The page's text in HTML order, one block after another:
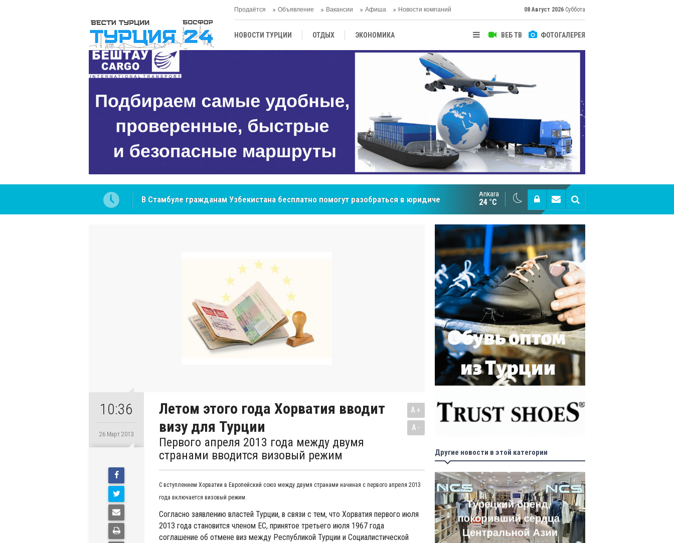
Продаётся Объявление Вакансии Афиша Новости компаний 08 Август 2026 Суббота
ВЕБ ТВ ФОТОГАЛЕРЕЯ
НОВОСТИ ТУРЦИИ ОТДЫХ ЭКОНОМИКА
ЦЕНТРАЛЬНАЯ АЗИЯ
В Стамбуле гражданам Узбекистана бесплатно помогут разобраться в юридических
NCS Jeans: турецкий бренд, покоривший сердца покупателей Центральной Азии
Cottonhill покоряет мировые рынки
Ankara
24 °C
10:36
26 Март 2013
Летом этого года Хорватия вводит
визу для Турции
Первого апреля 2013 года между двумя
странами вводится визовый режим
A+
A-
С вступлением Хорватии в Европейский союз между двумя странами начиная с первого апреля 2013
года включается визовый режим.
Согласно заявлению властей Турции, в связи с тем, что Хорватия первого июля
2013 года становится членом ЕС, принятое третьего июля 1967 года
соглашение об отмене виз между Республикой Турции и Социалистической
Другие новости в этой категории